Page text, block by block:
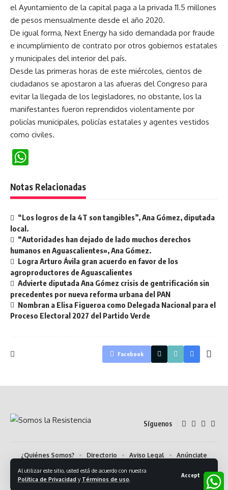
Al utilizar este sitio, usted está de acuerdo con nuestra
Política de Privacidad y Términos de uso
Accept
el Ayuntamiento de la capital paga a la privada 11.5 millones
de pesos mensualmente desde el año 2020.
De igual forma, Next Energy ha sido demandada por fraude
e incumplimiento de contrato por otros gobiernos estatales
y municipales del interior del país.
Desde las primeras horas de este miércoles, cientos de
ciudadanos se apostaron a las afueras del Congreso para
evitar la llegada de los legisladores, no obstante, los la
manifestantes fueron reprendidos violentamente por
policías municipales, policías estatales y agentes vestidos
como civiles.
Notas Relacionadas
“Los logros de la 4T son tangibles”, Ana Gómez, diputada
local.
“Autoridades han dejado de lado muchos derechos
humanos en Aguascalientes», Ana Gómez.
Logra Arturo Ávila gran acuerdo en favor de los
agroproductores de Aguascalientes
Advierte diputada Ana Gómez crisis de gentrificación sin
precedentes por nueva reforma urbana del PAN
Nombran a Elisa Figueroa como Delegada Nacional para el
Proceso Electoral 2027 del Partido Verde
Facebook
Síguenos
© 2024 Somos la Resistencia. Algunos Derechos Reservados.
¿Quiénes Somos? Directorio Aviso Legal
Anúnciate